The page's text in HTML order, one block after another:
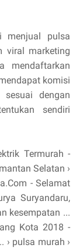
menjual pulsa
viral marketing
mendaftarkan
komisi
dengan
sendiri
Termurah -
Selatan ›
- Selamat
Suryandaru,
kesempatan ...
Kota 2018 -
pulsa murah ›